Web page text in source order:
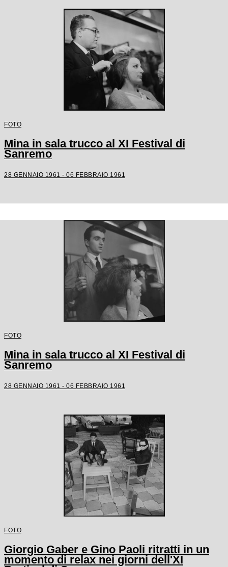
FOTO
Mina in sala trucco al XI Festival di
Sanremo
28 GENNAIO 1961 - 06 FEBBRAIO 1961
FOTO
Mina in sala trucco al XI Festival di
Sanremo
28 GENNAIO 1961 - 06 FEBBRAIO 1961
FOTO
Giorgio Gaber e Gino Paoli ritratti in un
momento di relax nei giorni dell'XI